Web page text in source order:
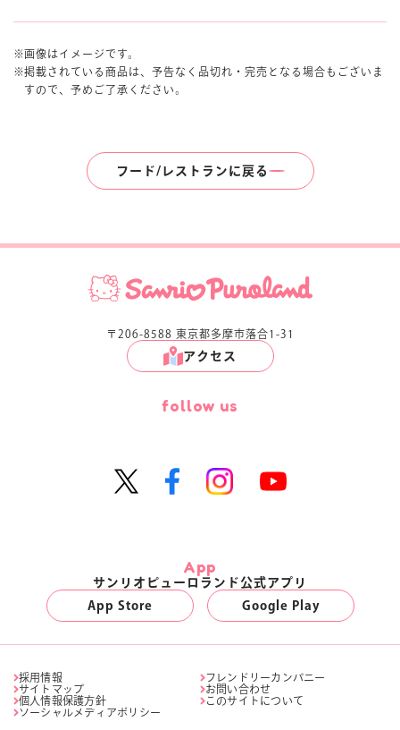
画像はイメージです。
掲載されている商品は、予告なく品切れ・完売となる場合もございま
すので、予めご了承ください。
フード/レストランに戻る
〒206-8588 東京都多摩市落合1-31
アクセス
follow us
App
サンリオピューロランド公式アプリ
App Store
Google Play
採用情報
フレンドリーカンパニー
サイトマップ
お問い合わせ
個人情報保護方針
このサイトについて
ソーシャルメディアポリシー